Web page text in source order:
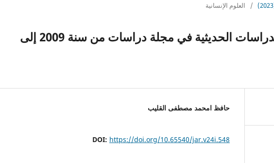
/ العلوم الإنسانية
البحوث ذات الصلة بالدراسات الحديثية في مجلة دراسات من سنة 2009 إلى
حافظ امحمد مصطفى القليب
DOI: https://doi.org/10.65540/jar.v24i.548